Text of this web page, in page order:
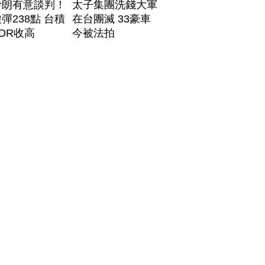
有意談判！
238點 台積
收高
太子集團洗錢大軍
在台團滅 33豪車
今被法拍